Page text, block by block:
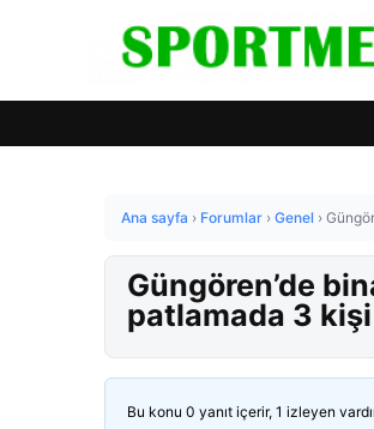
Ana sayfa › Forumlar › Genel ›
Güngören’de
patlamada 3 kişi
Bu konu 0 yanıt içerir, 1 izleyen